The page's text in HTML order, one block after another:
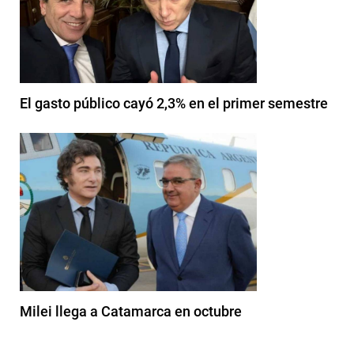
El gasto público cayó 2,3% en el primer semestre
Milei llega a Catamarca en octubre